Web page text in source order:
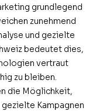
grundlegend
zunehmend
und gezielte
bedeutet dies,
vertraut
zu bleiben.
die Möglichkeit,
Kampagnen